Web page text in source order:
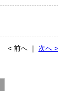
< 前へ ｜ 次へ >